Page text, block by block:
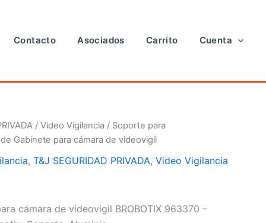
Contacto Asociados Carrito Cuenta
/Video Vigilancia / Soporte para
Gabinete para cámara de videovigil
,T&J SEGURIDAD PRIVADA,Video Vigilancia
cámara de videovigil BROBOTIX 963370 –